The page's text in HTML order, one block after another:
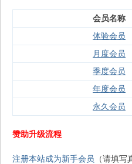
会员名称
体验会员
月度会员
季度会员
年度会员
永久会员
赞助升级流程
注册本站成为新手会员 （请填写